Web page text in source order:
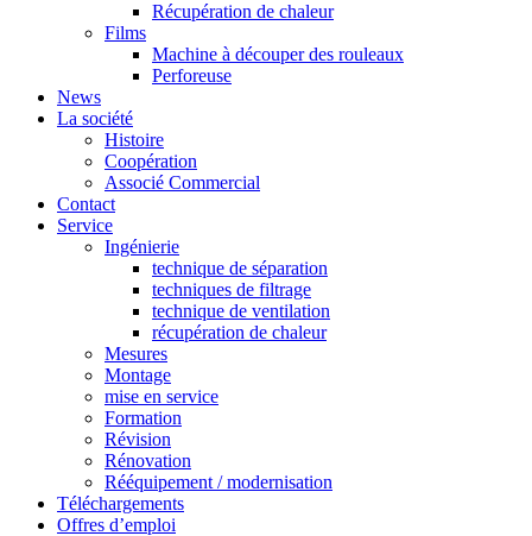
Récupération de chaleur
Films
Machine à découper des rouleaux
Perforeuse
News
La société
Histoire
Coopération
Associé Commercial
Contact
Service
Ingénierie
technique de séparation
techniques de filtrage
technique de ventilation
récupération de chaleur
Mesures
Montage
mise en service
Formation
Révision
Rénovation
Rééquipement / modernisation
Téléchargements
Offres d’emploi